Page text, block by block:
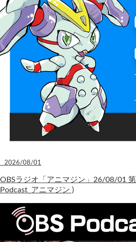
2026/08/01
OBSラジオ「アニマジン」26/08/01
Podcast_アニマジン )